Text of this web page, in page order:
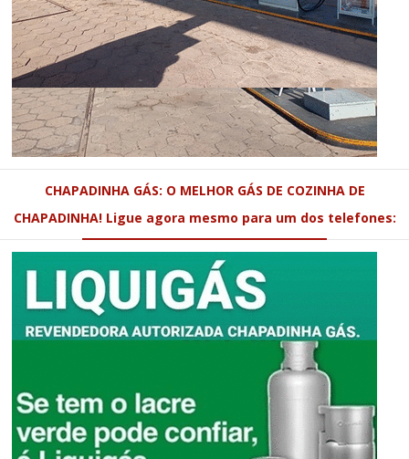
CHAPADINHA GÁS: O MELHOR GÁS DE COZINHA DE
CHAPADINHA! Ligue agora mesmo para um dos telefones: